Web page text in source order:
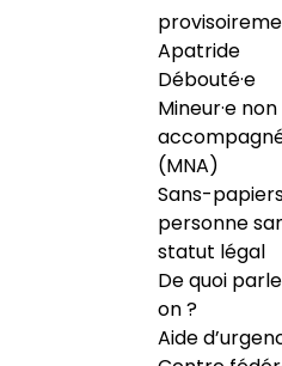
Apatride
Débouté·e
Mineur·e non
(MNA)
Sans-
personne
statut légal
De quoi
on ?
Aide